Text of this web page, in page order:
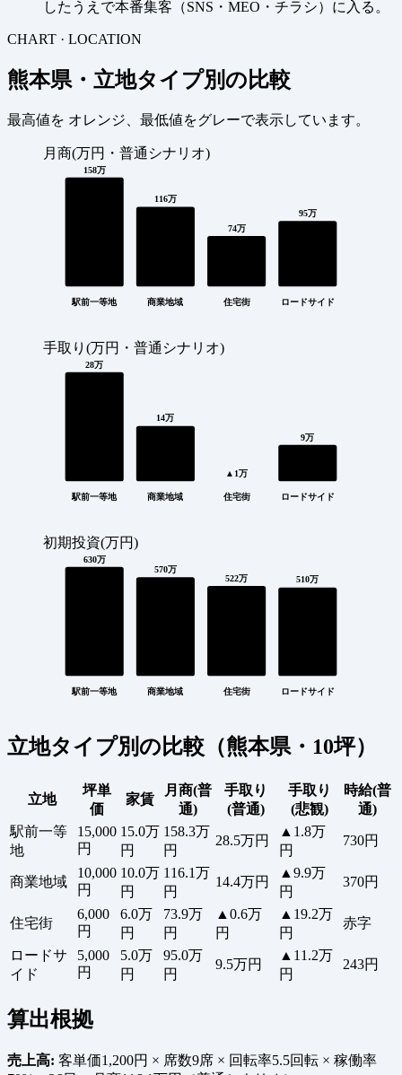
したうえで本番集客（SNS・MEO・チラシ）に入る。
CHART · LOCATION
熊本県・立地タイプ別の比較
最高値を オレンジ、最低値をグレーで表示しています。
月商(万円・普通シナリオ)
158万
駅前一等地
116万
商業地域
74万
住宅街
95万
ロードサイド
手取り(万円・普通シナリオ)
28万
駅前一等地
14万
商業地域
▲1万
住宅街
9万
ロードサイド
初期投資(万円)
630万
駅前一等地
570万
商業地域
522万
住宅街
510万
ロードサイド
立地タイプ別の比較（熊本県・10坪）
立地
坪単
価
家賃
月商(普
通)
手取り
(普通)
手取り
(悲観)
時給(普
通)
駅前一等
地
15,000
円
15.0万
円
158.3万
円
28.5万円
▲1.8万
円
730円
商業地域
10,000
円
10.0万
円
116.1万
円
14.4万円
▲9.9万
円
370円
住宅街
6,000
円
6.0万
円
73.9万
円
▲0.6万
円
▲19.2万
円
赤字
ロードサ
イド
5,000
円
5.0万
円
95.0万
円
9.5万円
▲11.2万
円
243円
算出根拠
売上高: 客単価1,200円 × 席数9席 × 回転率5.5回転 × 稼働率